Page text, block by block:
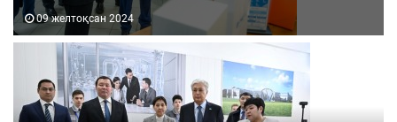
09 желтоқсан 2024